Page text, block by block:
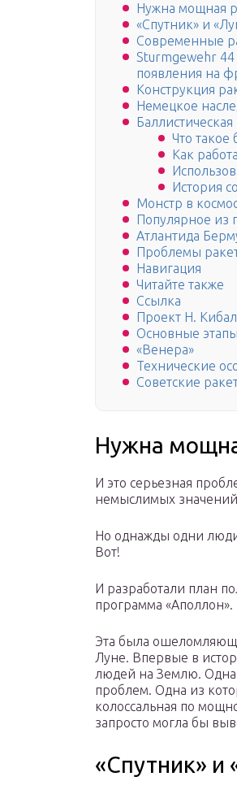
Нужна мощная
«Спутник» и
Современные
Sturmgewehr
появления на
Конструкция
Немецкое
Баллистическая
Что такое
Как
История
Монстр в
Популярное из
Атлантида
Проблемы
Навигация
Читайте также
Ссылка
Проект Н.
Основные
«Венера»
Технические
Советские
Нужна
И это серьезная
немыслимых
Но однажды одни
Вот!
И разработали план
программа «Аполлон».
Эта была
Луне. Впервые в
людей на Землю.
проблем. Одна из
колоссальная по
запросто могла бы
«Спутник» и